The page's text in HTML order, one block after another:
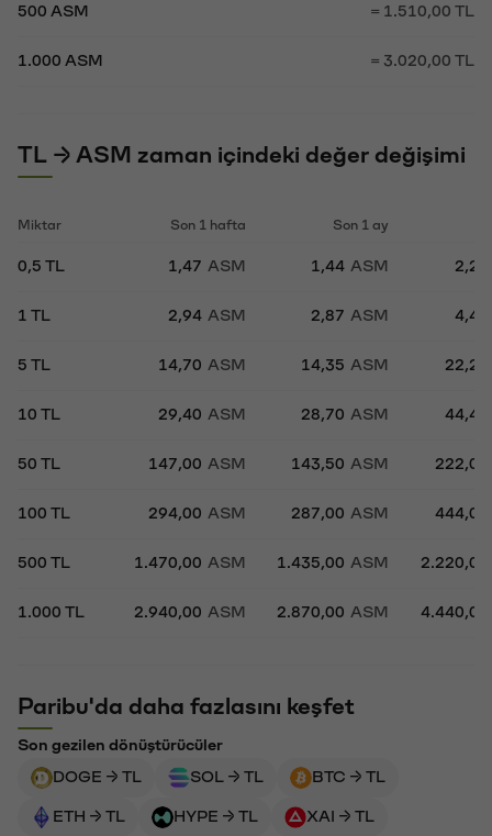
500 ASM = 1.510,00 TL
1.000 ASM = 3.020,00 TL
TL → ASM zaman içindeki değer değişimi
Miktar Son 1 hafta Son 1 ay
0,5 TL 1,47 ASM 1,44 ASM 2,22
1 TL 2,94 ASM 2,87 ASM 4,44
5 TL 14,70 ASM 14,35 ASM 22,20
10 TL 29,40 ASM 28,70 ASM 44,40
50 TL 147,00 ASM 143,50 ASM 222,00
100 TL 294,00 ASM 287,00 ASM 444,00
500 TL 1.470,00 ASM 1.435,00 ASM 2.220,00
1.000 TL 2.940,00 ASM 2.870,00 ASM 4.440,00
Paribu'da daha fazlasını keşfet
Son gezilen dönüştürücüler
DOGE → TL
SOL → TL BTC → TL
ETH → TL HYPE → TL XAI → TL